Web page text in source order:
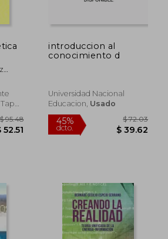
$ 23.48 dcto.
introduccion al
conocimiento d
Universidad Nacional
Educacion, Usado